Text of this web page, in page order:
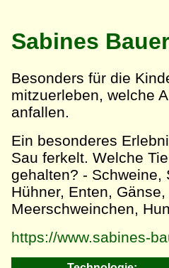
Sabines
Besonders für die
mitzuerleben, welche
anfallen.
Ein besonderes
Sau ferkelt. Welche
gehalten? - Schweine,
Hühner, Enten,
Meerschweinchen,
https://www.sabines-